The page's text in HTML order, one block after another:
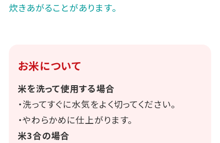
炊きあがることがあります。
お米について
米を洗って使用する場合
・洗ってすぐに水気をよく切ってください。
・やわらかめに仕上がります。
米3合の場合